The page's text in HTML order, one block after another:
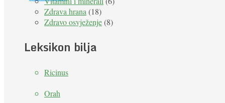
Zdrava hrana (18)
Zdravo osvježenje(8)
Leksikon bilja
Ricinus
Orah